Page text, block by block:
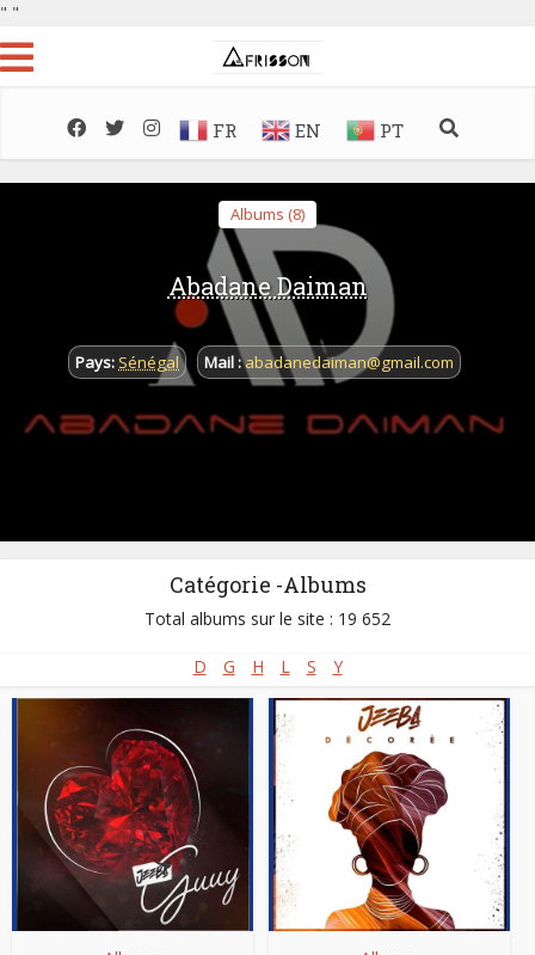
" "
FR EN PT
Albums (8)
Abadane Daiman
Pays: Sénégal Mail :abadanedaiman@gmail.com
Catégorie -Albums
Total albums sur le site : 19 652
D G H L S Y